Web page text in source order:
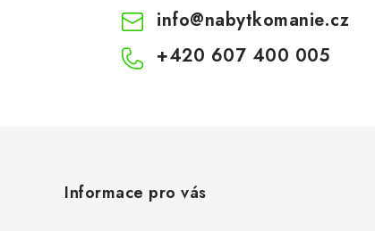
info@nabytkomanie.cz
+420 607 400 005
Informace pro vás